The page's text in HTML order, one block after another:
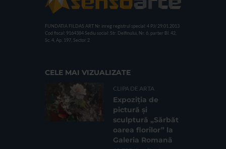
FUNDATIA FILDAS ART Nr inreg registrul special: 4 PJ/ 29.01.2013
Cod fiscal: 9164384 Sediu social: Str. Delfinului, Nr. 6, parter Bl. 42,
Sc. 4, Ap. 197, Sector 2
CELE MAI VIZUALIZATE
CLIPA DE ARTA
Expoziția de
pictură și
sculptură „Sărbăt
oarea florilor” la
Galeria Romană